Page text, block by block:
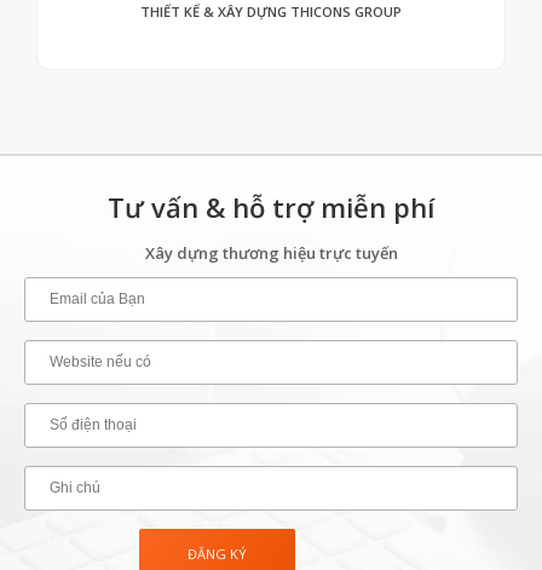
THIẾT KẾ & XÂY DỰNG THICONS GROUP
Tư vấn & hỗ trợ miễn phí
Xây dựng thương hiệu trực tuyến